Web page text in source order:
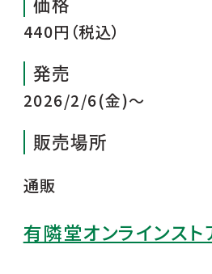
価格
440円（税込）
発売
2026/2/6(金)～
販売場所
通販
有隣堂オンラインスト